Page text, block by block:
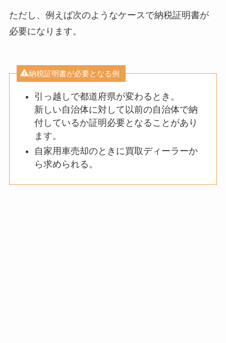
ただし、例えば次のようなケースで納税証明書が
必要になります。
納税証明書が必要となる例
引っ越しで都道府県が変わるとき。
新しい自治体に対して以前の自治体で納
付しているか証明必要となることがあり
ます。
自家用車売却のときに買取ディーラーか
ら求められる。